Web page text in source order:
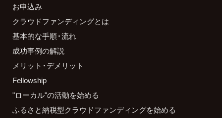
お申込み
クラウドファンディングとは
基本的な手順・流れ
成功事例の解説
メリット・デメリット
Fellowship
"ローカル"の活動を始める
ふるさと納税型クラウドファンディングを始める